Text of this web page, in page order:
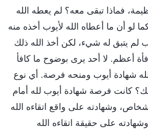
فماذا تبقى معه؟ لم يعطه الله
لو أن ما أعطاه الله لأيوب أخذه منه
لم يتبق له شيء، لكن أخذ الله ذلك
أعظم. لا أحد يرى بوضوح ما كافأ
شهادة أيوب ومنحه فرصة. أي نوع
كانت فرصة شهادة أيوب لله أمام
وشهادته على واقع اتقاءه الله
على حقيقة اتقاءه الله